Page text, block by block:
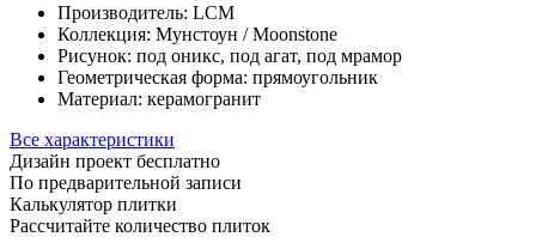
Производитель: LCM
Коллекция: Мунстоун / Moonstone
Рисунок: под оникс, под агат, под мрамор
Геометрическая форма: прямоугольник
Материал: керамогранит
Все характеристики
Дизайн проект бесплатно
По предварительной записи
Калькулятор плитки
Рассчитайте количество плиток